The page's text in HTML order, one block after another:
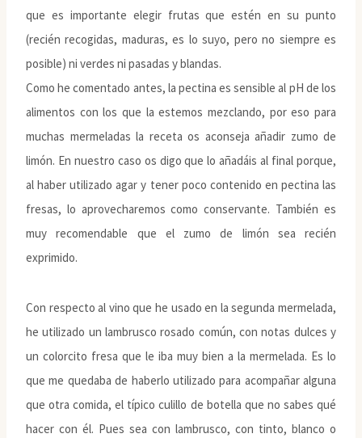
que es importante elegir frutas que estén en su punto
(recién recogidas, maduras, es lo suyo, pero no siempre es
posible) ni verdes ni pasadas y blandas.
Como he comentado antes, la pectina es sensible al pH de los
alimentos con los que la estemos mezclando, por eso para
muchas mermeladas la receta os aconseja añadir zumo de
limón. En nuestro caso os digo que lo añadáis al final porque,
al haber utilizado agar y tener poco contenido en pectina las
fresas, lo aprovecharemos como conservante. También es
muy recomendable que el zumo de limón sea recién
exprimido.
Con respecto al vino que he usado en la segunda mermelada,
he utilizado un lambrusco rosado común, con notas dulces y
un colorcito fresa que le iba muy bien a la mermelada. Es lo
que me quedaba de haberlo utilizado para acompañar alguna
que otra comida, el típico culillo de botella que no sabes qué
hacer con él. Pues sea con lambrusco, con tinto, blanco o